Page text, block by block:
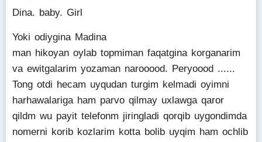
Dina. baby. Girl
Yoki odiygina Madina
man hikoyan oylab topmiman faqatgina korganarim
va ewitgalarim yozaman narooood. Peryoood ......
Tong otdi hecam uyqudan turgim kelmadi oyimni
harhawalariga ham parvo qilmay uxlawga qaror
qildm wu payit telefonm jiringladi qorqib uygondimda
nomerni korib kozlarim kotta bolib uyqim ham ochlib